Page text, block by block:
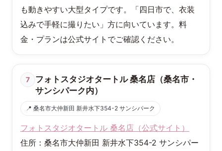
も動きやすい大型タイプです。「四日市で、衣装
込みで手軽に撮りたい」方に向いています。料
金・プランは公式サイトでご確認ください。
7
フォトスタジオタートル 桑名店（桑名市・
サンシパーク内）
📍 桑名市大仲新田 新井水下354-2 サンシパーク
フォトスタジオタートル 桑名店（公式サイト）
住所：桑名市大仲新田 新井水下354-2 サンシパー